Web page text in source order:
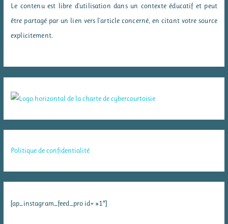
Le contenu est libre d'utilisation dans un contexte éducatif et peut
être partagé par un lien vers l'article concerné, en citant votre source
explicitement.
Politique de confidentialité
[ap_instagram_feed_pro id= »1″]